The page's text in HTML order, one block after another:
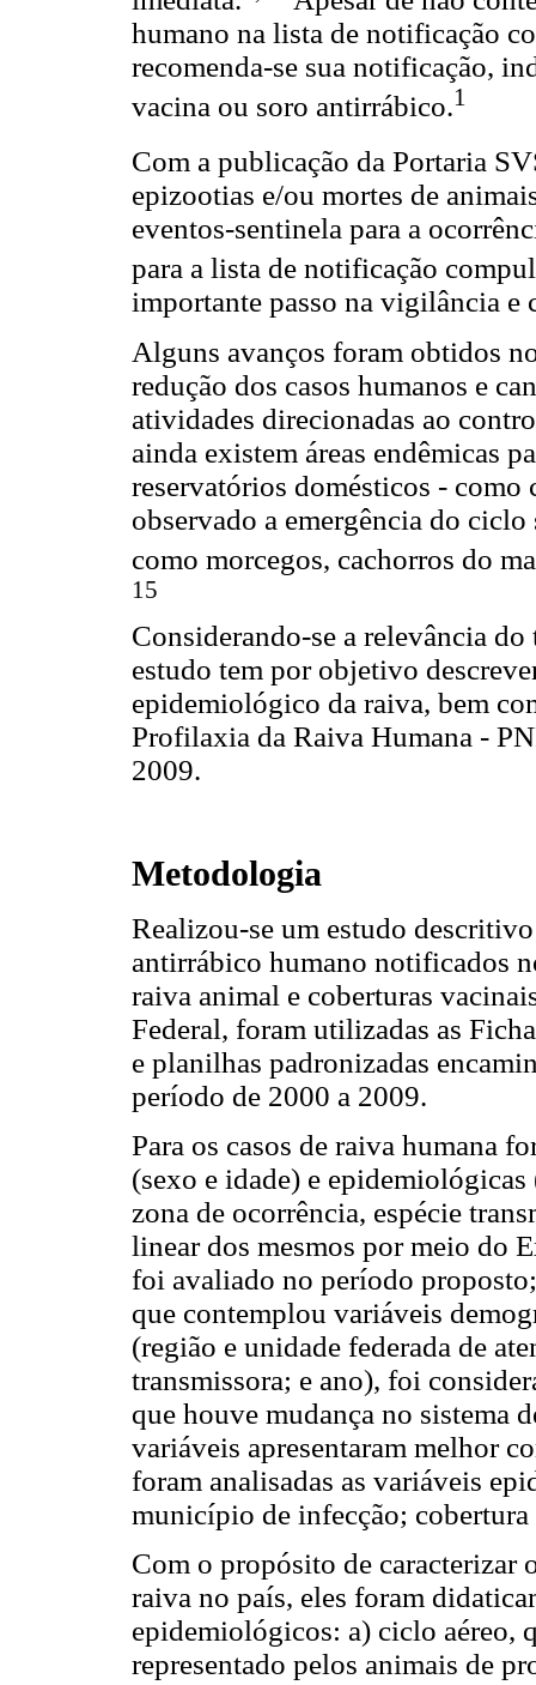
humano na lista de notificação
recomenda-se sua notificação,
vacina ou soro antirrábico.1
Com a publicação da Portaria
epizootias e/ou mortes de
eventos-sentinela para a
para a lista de notificação
importante passo na vigilância e
Alguns avanços foram obtidos
redução dos casos humanos e
atividades direcionadas ao
ainda existem áreas endêmicas
reservatórios domésticos - como
observado a emergência do
como morcegos, cachorros do
15
Considerando-se a relevância do
estudo tem por objetivo
epidemiológico da raiva, bem
Profilaxia da Raiva Humana -
2009.
Metodologia
Realizou-se um estudo
antirrábico humano notificados
raiva animal e coberturas
Federal, foram utilizadas as
e planilhas padronizadas
período de 2000 a 2009.
Para os casos de raiva humana
(sexo e idade) e
zona de ocorrência, espécie
linear dos mesmos por meio do
foi avaliado no período
que contemplou variáveis
(região e unidade federada de
transmissora; e ano), foi
que houve mudança no sistema
variáveis apresentaram melhor
foram analisadas as variáveis
município de infecção;
Com o propósito de caracterizar
raiva no país, eles foram
epidemiológicos: a) ciclo aéreo,
representado pelos animais de